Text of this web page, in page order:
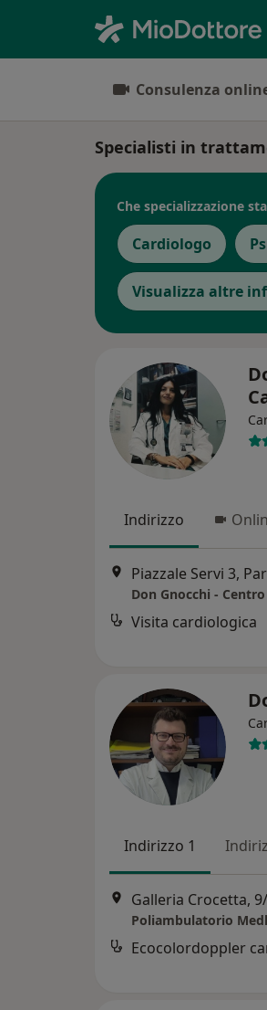
Consulenza
Specialisti in
Che specializzazione
Cardiologo
Visualizza altre
Indirizzo
Piazzale Servi 3,
Don Gnocchi - Centro
Visita cardiologica
Indirizzo 1
Galleria Crocetta,
Poliambulatorio
Ecocolordoppler